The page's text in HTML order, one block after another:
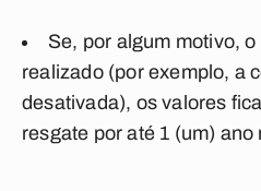
Se, por algum motivo,
realizado (por exemplo, a
desativada), os valores
resgate por até 1 (um)